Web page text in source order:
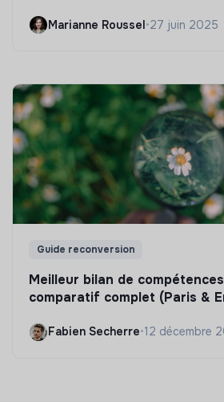
Marianne Roussel•27 juin 2025
Guide reconversion
Meilleur bilan de
comparatif complet (Paris &
Fabien Secherre•12 décembre